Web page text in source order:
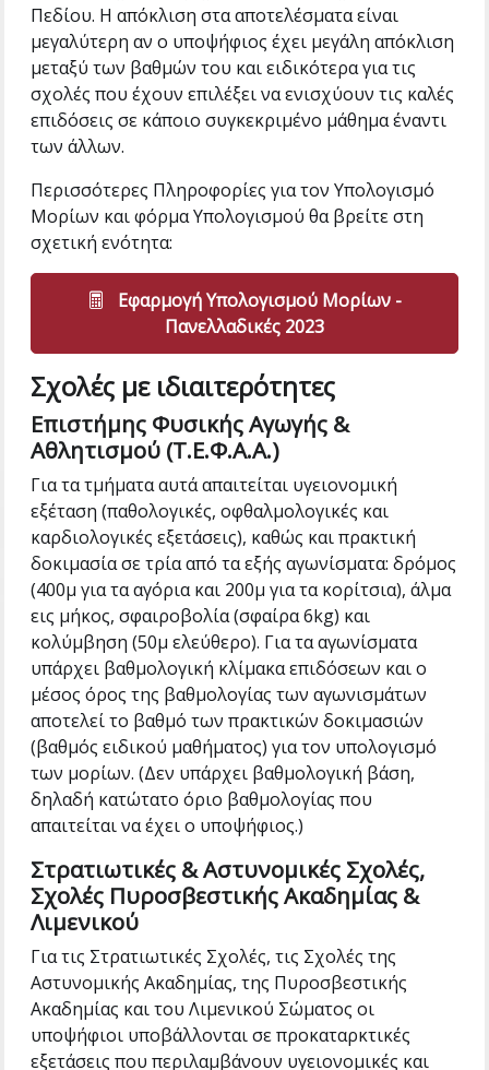
Πεδίου. Η απόκλιση στα αποτελέσματα είναι
μεγαλύτερη αν ο υποψήφιος έχει μεγάλη απόκλιση
μεταξύ των βαθμών του και ειδικότερα για τις
σχολές που έχουν επιλέξει να ενισχύουν τις καλές
επιδόσεις σε κάποιο συγκεκριμένο μάθημα έναντι
των άλλων.
Περισσότερες Πληροφορίες για τον Υπολογισμό
Μορίων και φόρμα Υπολογισμού θα βρείτε στη
σχετική ενότητα:
Εφαρμογή Υπολογισμού Μορίων -
Πανελλαδικές 2023
Σχολές με ιδιαιτερότητες
Επιστήμης Φυσικής Αγωγής &
Αθλητισμού (Τ.Ε.Φ.Α.Α.)
Για τα τμήματα αυτά απαιτείται υγειονομική
εξέταση (παθολογικές, οφθαλμολογικές και
καρδιολογικές εξετάσεις), καθώς και πρακτική
δοκιμασία σε τρία από τα εξής αγωνίσματα: δρόμος
(400μ για τα αγόρια και 200μ για τα κορίτσια), άλμα
εις μήκος, σφαιροβολία (σφαίρα 6kg) και
κολύμβηση (50μ ελεύθερο). Για τα αγωνίσματα
υπάρχει βαθμολογική κλίμακα επιδόσεων και ο
μέσος όρος της βαθμολογίας των αγωνισμάτων
αποτελεί το βαθμό των πρακτικών δοκιμασιών
(βαθμός ειδικού μαθήματος) για τον υπολογισμό
των μορίων. (Δεν υπάρχει βαθμολογική βάση,
δηλαδή κατώτατο όριο βαθμολογίας που
απαιτείται να έχει ο υποψήφιος.)
Στρατιωτικές & Αστυνομικές Σχολές,
Σχολές Πυροσβεστικής Ακαδημίας &
Λιμενικού
Για τις Στρατιωτικές Σχολές, τις Σχολές της
Αστυνομικής Ακαδημίας, της Πυροσβεστικής
Ακαδημίας και του Λιμενικού Σώματος οι
υποψήφιοι υποβάλλονται σε προκαταρκτικές
εξετάσεις που περιλαμβάνουν υγειονομικές και